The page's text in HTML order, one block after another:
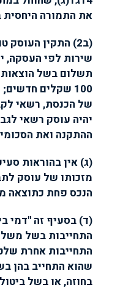
את התמורה היחסית
(ב2) התקין העוסק
שירות לפי העסקה,
תשלום בשל
100 שקלים
של הכנסת, רשאי
יהיה עוסק רשאי
ההתקנה ואת
(ג) אין בהוראות
מזכותו של עוסק
הנכס פחת כתוצאה
(ד) בסעיף זה "דמי
התחייבות בשל
התחייבות אחרת
שהוא התחייב בהן
בחוזה, או בשל